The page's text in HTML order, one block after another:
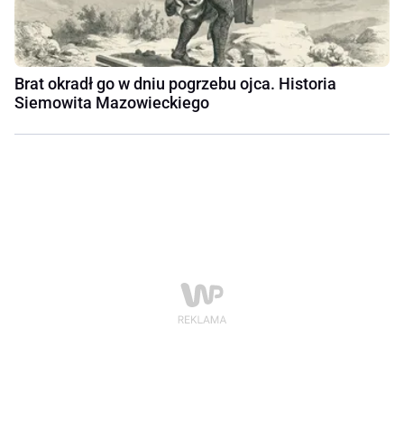
Brat okradł go w dniu pogrzebu ojca. Historia
Siemowita Mazowieckiego